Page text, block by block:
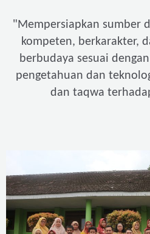
"Mempersiapkan sumber
kompeten, berkarakter,
berbudaya sesuai
pengetahuan dan
dan taqwa